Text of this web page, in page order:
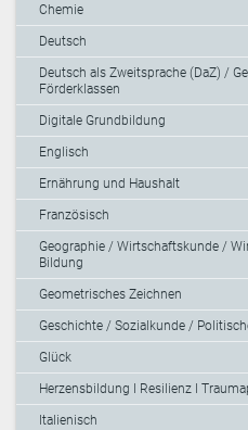
Chemie
Deutsch
Deutsch als Zweitsprache (DaZ) /
Förderklassen
Digitale Grundbildung
Englisch
Ernährung und Haushalt
Französisch
Geographie / Wirtschaftskunde /
Bildung
Geometrisches Zeichnen
Geschichte / Sozialkunde /
Glück
Herzensbildung I Resilienz I
Italienisch